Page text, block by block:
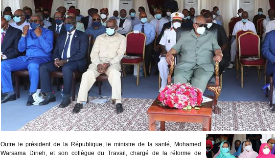
Outre le président de la République, le ministre de la santé, Mohamed
Warsama Dirieh, et son collègue du Travail, chargé de la réforme de